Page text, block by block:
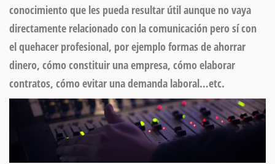
conocimiento que les pueda resultar útil aunque no vaya
directamente relacionado con la comunicación pero sí con
el quehacer profesional, por ejemplo formas de ahorrar
dinero, cómo constituir una empresa, cómo elaborar
contratos, cómo evitar una demanda laboral…etc.